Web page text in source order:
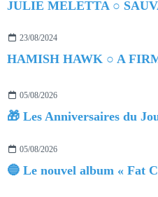
JULIE MELETTA ○
23/08/2024
HAMISH HAWK ○ A
05/08/2026
🎁 Les Anniversaires du
05/08/2026